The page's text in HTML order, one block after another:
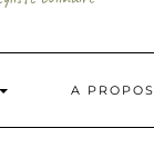
A PROPOS